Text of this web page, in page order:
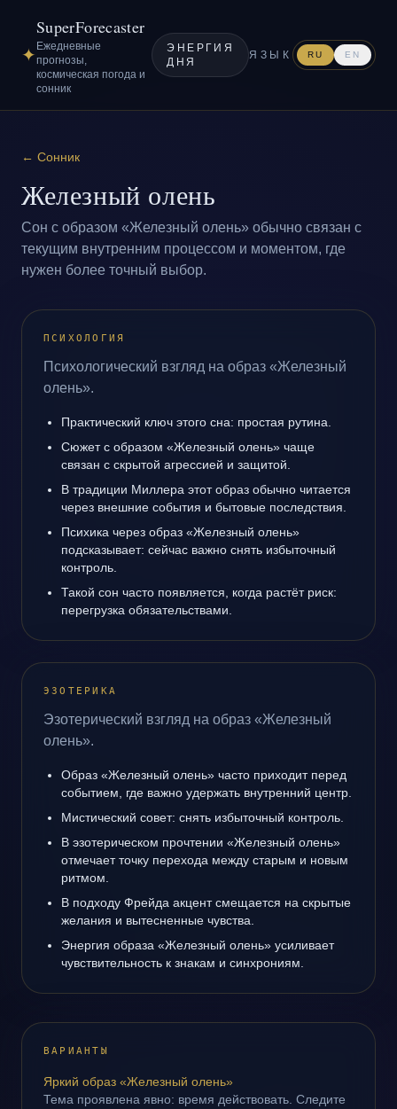
✦
SuperForecaster
Ежедневные
прогнозы,
космическая погода и
сонник
ЭНЕРГИЯ
ДНЯ
ЯЗЫК RU EN
← Сонник
Железный олень
Сон с образом «Железный олень» обычно связан с
текущим внутренним процессом и моментом, где
нужен более точный выбор.
ПСИХОЛОГИЯ
Психологический взгляд на образ «Железный
олень».
Практический ключ этого сна: простая рутина.
Сюжет с образом «Железный олень» чаще
связан с скрытой агрессией и защитой.
В традиции Миллера этот образ обычно читается
через внешние события и бытовые последствия.
Психика через образ «Железный олень»
подсказывает: сейчас важно снять избыточный
контроль.
Такой сон часто появляется, когда растёт риск:
перегрузка обязательствами.
ЭЗОТЕРИКА
Эзотерический взгляд на образ «Железный
олень».
Образ «Железный олень» часто приходит перед
событием, где важно удержать внутренний центр.
Мистический совет: снять избыточный контроль.
В эзотерическом прочтении «Железный олень»
отмечает точку перехода между старым и новым
ритмом.
В подходу Фрейда акцент смещается на скрытые
желания и вытесненные чувства.
Энергия образа «Железный олень» усиливает
чувствительность к знакам и синхрониям.
ВАРИАНТЫ
Яркий образ «Железный олень»
Тема проявлена явно: время действовать. Следите